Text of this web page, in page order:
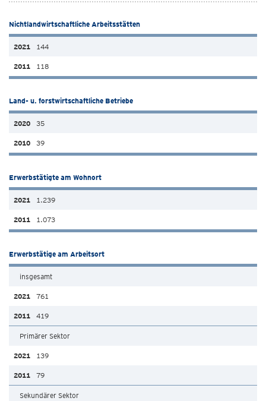
Nichtlandwirtschaftliche Arbeitsstätten
144
118
Land- u. forstwirtschaftliche Betriebe
35
39
Erwerbstätigte am Wohnort
1.239
1.073
Erwerbstätige am Arbeitsort
insgesamt
761
419
Primärer Sektor
139
79
Sekundärer Sektor